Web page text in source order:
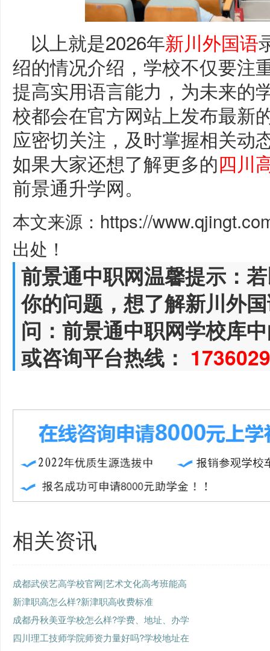
以上就是2026年新川外国语
绍的情况介绍，学校不仅要注
提高实用语言能力，为未来的
校都会在官方网站上发布最新
应密切关注，及时掌握相关动
如果大家还想了解更多的四川
前景通升学网。
本文来源：https://
出处！
前景通中职网温馨提示：
你的问题，想了解新川外
问：前景通中职网学校库
或咨询平台热线：
相关资讯
成都武侯艺高学校官网|艺术文化高考班能高
新津职高怎么样?新津职高收费标准
成都丹秋美亚学校怎么样?学费、地址、办学
四川理工技师学院师资力量好吗?学校地址在